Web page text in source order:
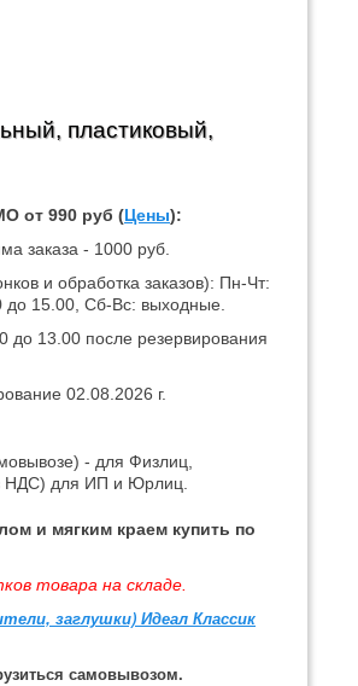
пластиковый,
от 990 руб (Цены):
заказа - 1000 руб.
и обработка заказов): Пн-Чт:
до 15.00, Сб-Вс: выходные.
до 13.00 после резервирования
02.08.2026 г.
- для Физлиц,
НДС) для ИП и Юрлиц.
и мягким краем купить по
товара на складе.
заглушки) Идеал Классик
самовывозом.